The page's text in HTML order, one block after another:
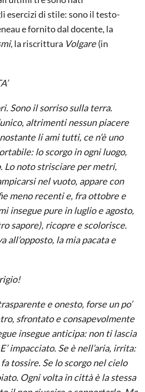
esercizi di stile: sono il testo-
e fornito dal docente, la
, la riscrittura Volgare(in
Sono il sorriso sulla terra.
altrimenti nessun piacere
li ami tutti, ce n’è uno
lo scorgo in ogni luogo,
Lo noto strisciare per metri,
nel vuoto, appare con
meno recenti e, fra ottobre e
insegue pure in luglio e agosto,
sapore), ricopre e scolorisce.
all’opposto, la mia pacata e
e onesto, forse un po’
sfrontato e consapevolmente
insegue anticipa: non ti lascia
impacciato. Se è nell’aria, irrita:
tossire. Se lo scorgo nel cielo
Ogni volta in città è la stessa